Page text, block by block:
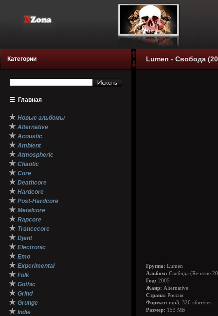
Категории
☰ Главная
★ Новые альбомы
★ Alternative
★ Acoustic
★ Ambient
★ Atmospheric
★ Chaotic
★ Core
★ Deathcore
★ Hardcore
★ Post-Hardcore
★ Metalcore
★ Rapcore
★ Trancecore
★ Djent
★ Electronic
★ Emo
★ Experimental
★ Folk
★ Gothic
★ Grind
★ Grunge
★ Indie
Lumen - Свобода
Группа: Lumen
Альбом: Свобода (Re-issue
Год: 2005
Жанр: Alternative
Страна: Россия
Формат: mp3, 320 кбит/сек
Размер: 153 МБ